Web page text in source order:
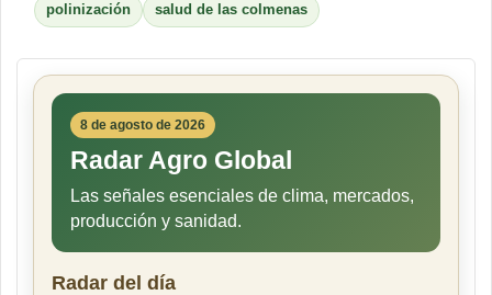
polinización salud de las colmenas
8 de agosto de 2026
Radar Agro Global
Las señales esenciales de clima, mercados,
producción y sanidad.
Radar del día